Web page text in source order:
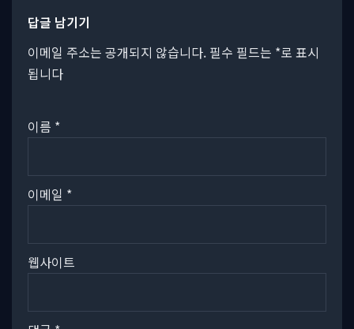
답글 남기기
이메일 주소는 공개되지 않습니다. 필수 필드는 *로 표시
됩니다
이름 *
이메일 *
웹사이트